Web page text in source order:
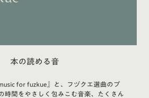
本の読める音
for fuzkue』と、フヅクエ選曲のプ
時間をやさしく包みこむ音楽、たくさん